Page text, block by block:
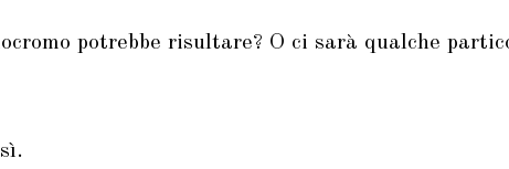
potrebbe risultare? O ci sarà qualche